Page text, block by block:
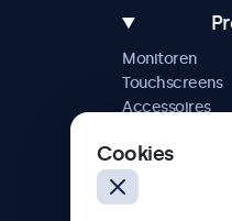
Monitoren
Touchscreens
Accessoires
Cookies